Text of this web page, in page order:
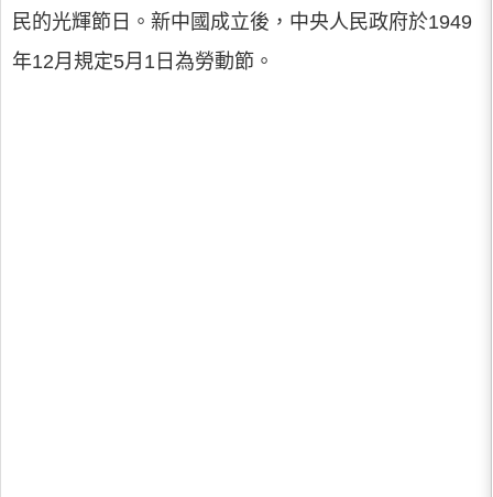
民的光輝節日。新中國成立後，中央人民政府於1949
年12月規定5月1日為勞動節。